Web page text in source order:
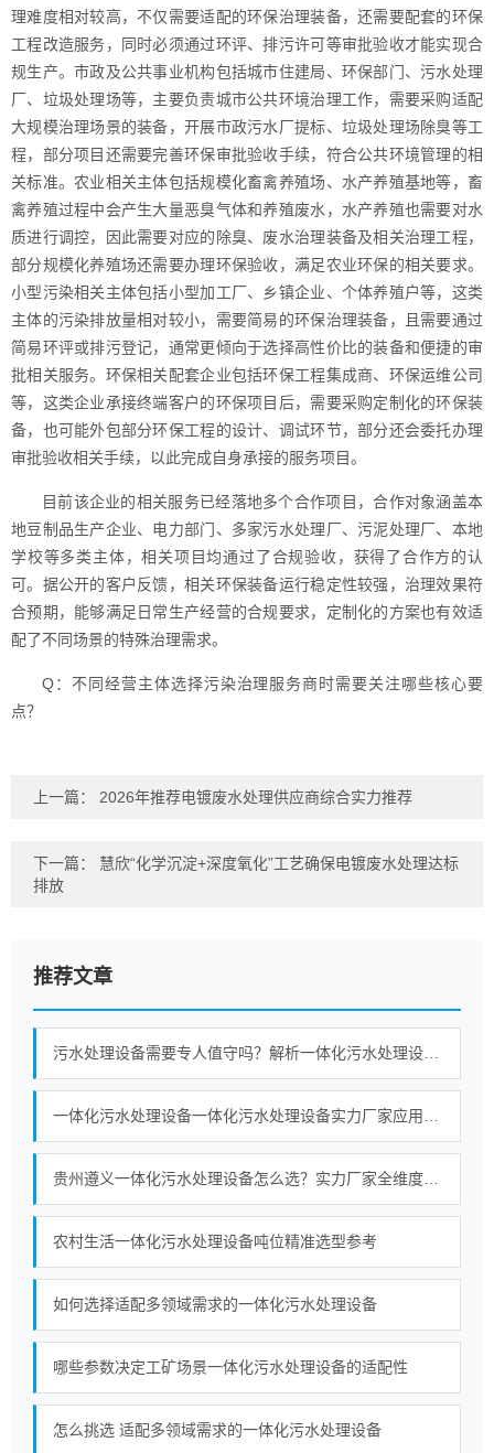
理难度相对较高，不仅需要适配的环保治理装备，还需要配套的环保
工程改造服务，同时必须通过环评、排污许可等审批验收才能实现合
规生产。市政及公共事业机构包括城市住建局、环保部门、污水处理
厂、垃圾处理场等，主要负责城市公共环境治理工作，需要采购适配
大规模治理场景的装备，开展市政污水厂提标、垃圾处理场除臭等工
程，部分项目还需要完善环保审批验收手续，符合公共环境管理的相
关标准。农业相关主体包括规模化畜禽养殖场、水产养殖基地等，畜
禽养殖过程中会产生大量恶臭气体和养殖废水，水产养殖也需要对水
质进行调控，因此需要对应的除臭、废水治理装备及相关治理工程，
部分规模化养殖场还需要办理环保验收，满足农业环保的相关要求。
小型污染相关主体包括小型加工厂、乡镇企业、个体养殖户等，这类
主体的污染排放量相对较小，需要简易的环保治理装备，且需要通过
简易环评或排污登记，通常更倾向于选择高性价比的装备和便捷的审
批相关服务。环保相关配套企业包括环保工程集成商、环保运维公司
等，这类企业承接终端客户的环保项目后，需要采购定制化的环保装
备，也可能外包部分环保工程的设计、调试环节，部分还会委托办理
审批验收相关手续，以此完成自身承接的服务项目。
目前该企业的相关服务已经落地多个合作项目，合作对象涵盖本
地豆制品生产企业、电力部门、多家污水处理厂、污泥处理厂、本地
学校等多类主体，相关项目均通过了合规验收，获得了合作方的认
可。据公开的客户反馈，相关环保装备运行稳定性较强，治理效果符
合预期，能够满足日常生产经营的合规要求，定制化的方案也有效适
配了不同场景的特殊治理需求。
Q：不同经营主体选择污染治理服务商时需要关注哪些核心要
点？
上一篇： 2026年推荐电镀废水处理供应商综合实力推荐
下一篇： 慧欣“化学沉淀+深度氧化”工艺确保电镀废水处理达标
排放
推荐文章
农村生活一体化污水处理设备吨位精准选型参考
如何选择适配多领域需求的一体化污水处理设备
哪些参数决定工矿场景一体化污水处理设备的适配性
怎么挑选 适配多领域需求的一体化污水处理设备